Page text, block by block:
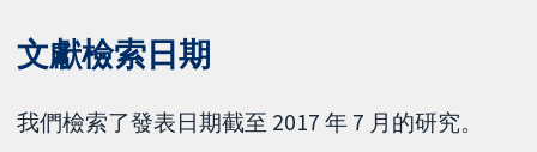
文獻檢索日期
我們檢索了發表日期截至 2017 年 7 月的研究。